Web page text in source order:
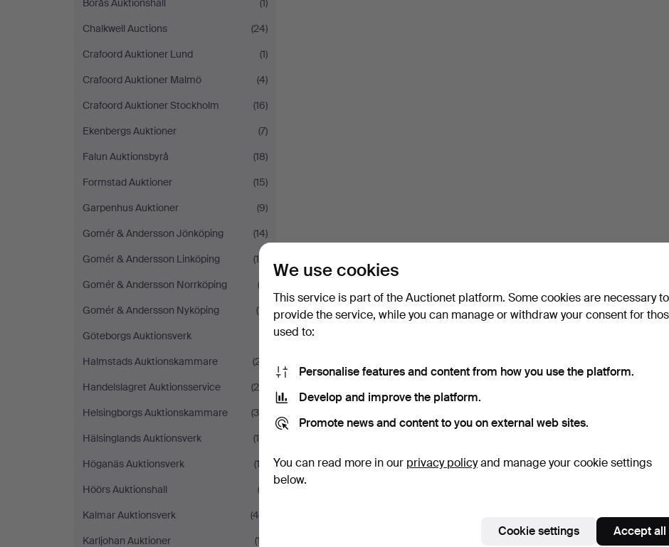
Borås Auktionshall
(1)
Chalkwell Auctions
(24)
Crafoord Auktioner Lund
(1)
Crafoord Auktioner Malmö
(4)
Crafoord Auktioner Stockholm
(16)
Ekenbergs Auktioner
(7)
Falun Auktionsbyrå
(18)
Formstad Auktioner
(15)
Garpenhus Auktioner
(9)
Gomér & Andersson Jönköping
(14)
Gomér & Andersson Linköping
(16)
Gomér & Andersson Norrköping
(3)
Gomér & Andersson Nyköping
(11)
Göteborgs Auktionsverk
Halmstads Auktionskammare
(27)
Handelslagret Auktionsservice
(24)
Helsingborgs Auktionskammare
(38)
Hälsinglands Auktionsverk
(14)
Höganäs Auktionsverk
(13)
Höörs Auktionshall
(3)
Kalmar Auktionsverk
(45)
Karljohan Auktioner
(17)
We use cookies
This service is part of the Auctionet platform. Some cookies are necessary to
provide the service, while you can manage or withdraw your consent for
used to:
Personalise features and content from how you use the platform.
Develop and improve the platform.
Promote news and content to you on external web sites.
You can read more in our privacy policyand manage your cookie settings
below.
Cookie settings Accept all